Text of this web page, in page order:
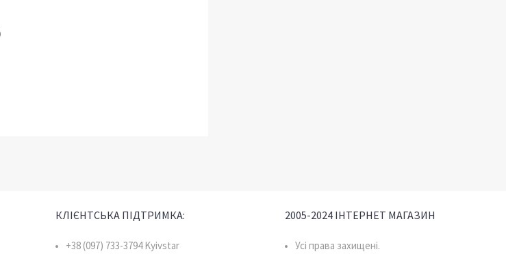
КЛІЄНТСЬКА ПІДТРИМКА:
+38 (097) 733-3794 Kyivstar
2005-2024 ІНТЕРНЕТ МАГАЗИН
Усі права захищені.